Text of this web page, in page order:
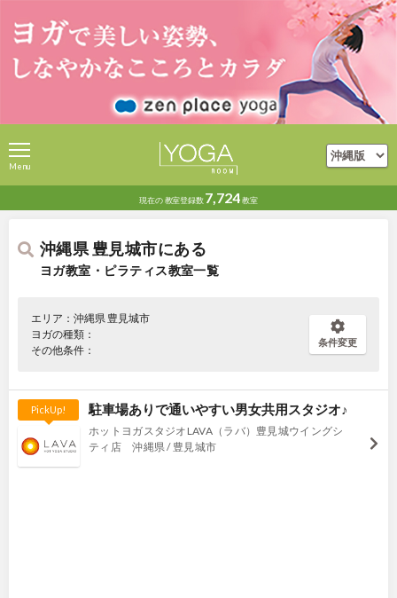
現在の教室登録数 7,724教室
Menu
沖縄県 豊見城市にある
ヨガ教室・ピラティス教室一覧
エリア：沖縄県 豊見城市
ヨガの種類：
その他条件：
条件変更
PickUp! 駐車場ありで通いやすい男女共用スタジオ♪
ホットヨガスタジオLAVA（ラバ）豊見城ウイングシ
ティ店 沖縄県 / 豊見城市